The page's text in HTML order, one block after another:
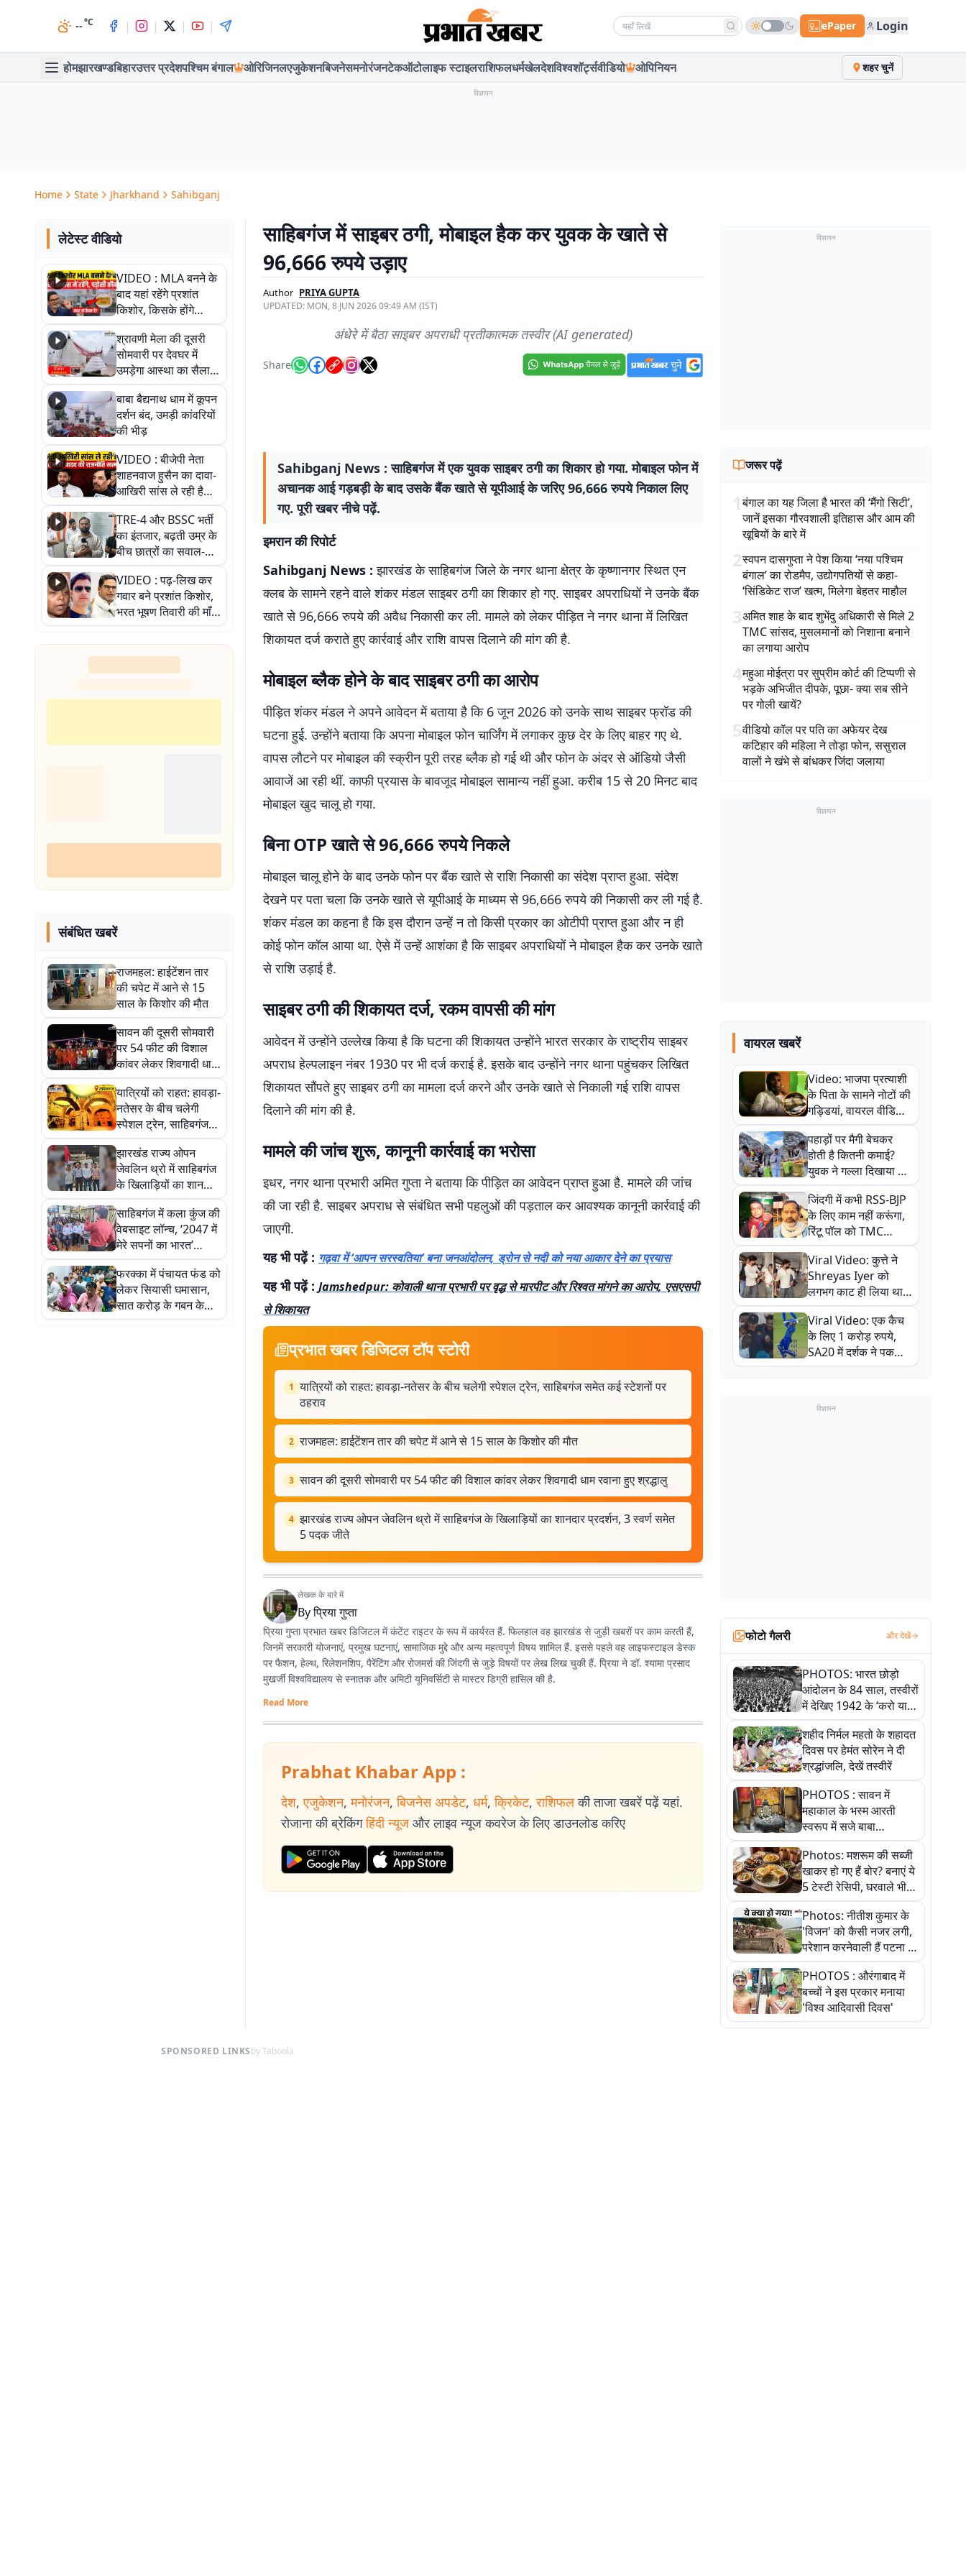
--°C | | | | Search news ePaper Login
होमझारखण्डबिहारउत्तर प्रदेशपश्चिम बंगाल ओरिजिनलएजुकेशनबिजनेसमनोरंजनटेकऑटोलाइफ स्टाइलराशिफलधर्मखेलदेशविश्वशॉर्ट्सवीडियो ओपिनियन शहर चुनें
विज्ञापन
Home State Jharkhand Sahibganj
लेटेस्ट वीडियो
VIDEO : MLA बनने के
बाद यहां रहेंगे प्रशांत
किशोर, किसके होंगे
पड़ोसी? वीडियो में देखिए
कैसा है पीके का नया
ठिकाना
श्रावणी मेला की दूसरी
सोमवारी पर देवघर में
उमड़ेगा आस्था का सैलाब,
तीन लाख से अधिक
श्रद्धालुओं के पहुंचने का
अनुमान
बाबा बैद्यनाथ धाम में कूपन
दर्शन बंद, उमड़ी कांवरियों
की भीड़
VIDEO : बीजेपी नेता
शाहनवाज हुसैन का दावा-
आखिरी सांस ले रही है
RJD, तेजस्वी को लेकर
क्या कहा, सुनिए
TRE-4 और BSSC भर्ती
का इंतजार, बढ़ती उम्र के
बीच छात्रों का सवाल-
आखिर कब आएगी बहाली?
देखें वीडियो
VIDEO : पढ़-लिख कर
गवार बने प्रशांत किशोर,
भरत भूषण तिवारी की माँ ने
कहा नहीं थी उम्मीद, बेटा
था तो किसी को बोलने की
नहीं थी हिम्मत
संबंधित खबरें
राजमहल: हाईटेंशन तार
की चपेट में आने से 15
साल के किशोर की मौत
सावन की दूसरी सोमवारी
पर 54 फीट की विशाल
कांवर लेकर शिवगादी धाम
रवाना हुए श्रद्धालु
यात्रियों को राहत: हावड़ा-
नतेसर के बीच चलेगी
स्पेशल ट्रेन, साहिबगंज
समेत कई स्टेशनों पर
ठहराव
झारखंड राज्य ओपन
जेवलिन थ्रो में साहिबगंज
के खिलाड़ियों का शानदार
प्रदर्शन, 3 स्वर्ण समेत 5
पदक जीते
साहिबगंज में कला कुंज की
वेबसाइट लॉन्च, ‘2047 में
मेरे सपनों का भारत’
ऑनलाइन चित्रकला
प्रतियोगिता शुरू
फरक्का में पंचायत फंड को
लेकर सियासी घमासान,
सात करोड़ के गबन के
आरोप पर प्रधान ने दी
साहिबगंज में साइबर ठगी, मोबाइल हैक कर युवक के खाते से
96,666 रुपये उड़ाए
Author PRIYA GUPTA
UPDATED: MON, 8 JUN 2026 09:49 AM (IST)
अंधेरे में बैठा साइबर अपराधी प्रतीकात्मक तस्वीर (AI generated)
Share
Sahibganj News : साहिबगंज में एक युवक साइबर ठगी का शिकार हो गया. मोबाइल फोन में
अचानक आई गड़बड़ी के बाद उसके बैंक खाते से यूपीआई के जरिए 96,666 रुपये निकाल लिए
गए. पूरी खबर नीचे पढ़ें.
इमरान की रिपोर्ट
Sahibganj News :झारखंड के साहिबगंज जिले के नगर थाना क्षेत्र के कृष्णानगर स्थित एन
क्लब के सामने रहने वाले शंकर मंडल साइबर ठगी का शिकार हो गए. साइबर अपराधियों ने उनके बैंक
खाते से 96,666 रुपये की अवैध निकासी कर ली. मामले को लेकर पीड़ित ने नगर थाना में लिखित
शिकायत दर्ज कराते हुए कार्रवाई और राशि वापस दिलाने की मांग की है.
मोबाइल ब्लैक होने के बाद साइबर ठगी का आरोप
पीड़ित शंकर मंडल ने अपने आवेदन में बताया है कि 6 जून 2026 को उनके साथ साइबर फ्रॉड की
घटना हुई. उन्होंने बताया कि अपना मोबाइल फोन चार्जिंग में लगाकर कुछ देर के लिए बाहर गए थे.
वापस लौटने पर मोबाइल की स्क्रीन पूरी तरह ब्लैक हो गई थी और फोन के अंदर से ऑडियो जैसी
आवाजें आ रही थीं. काफी प्रयास के बावजूद मोबाइल सामान्य नहीं हुआ. करीब 15 से 20 मिनट बाद
मोबाइल खुद चालू हो गया.
बिना OTP खाते से 96,666 रुपये निकले
मोबाइल चालू होने के बाद उनके फोन पर बैंक खाते से राशि निकासी का संदेश प्राप्त हुआ. संदेश
देखने पर पता चला कि उनके खाते से यूपीआई के माध्यम से 96,666 रुपये की निकासी कर ली गई है.
शंकर मंडल का कहना है कि इस दौरान उन्हें न तो किसी प्रकार का ओटीपी प्राप्त हुआ और न ही
कोई फोन कॉल आया था. ऐसे में उन्हें आशंका है कि साइबर अपराधियों ने मोबाइल हैक कर उनके खाते
से राशि उड़ाई है.
साइबर ठगी की शिकायत दर्ज, रकम वापसी की मांग
आवेदन में उन्होंने उल्लेख किया है कि घटना की शिकायत उन्होंने भारत सरकार के राष्ट्रीय साइबर
अपराध हेल्पलाइन नंबर 1930 पर भी दर्ज कराई है. इसके बाद उन्होंने नगर थाना पहुंचकर लिखित
शिकायत सौंपते हुए साइबर ठगी का मामला दर्ज करने और उनके खाते से निकाली गई राशि वापस
दिलाने की मांग की है.
मामले की जांच शुरू, कानूनी कार्रवाई का भरोसा
इधर, नगर थाना प्रभारी अमित गुप्ता ने बताया कि पीड़ित का आवेदन प्राप्त हुआ है. मामले की जांच
की जा रही है. साइबर अपराध से संबंधित सभी पहलुओं की पड़ताल कर आवश्यक कानूनी कार्रवाई की
जाएगी.
यह भी पढ़ें : गढ़वा में ‘आपन सरस्वतिया’ बना जनआंदोलन, ड्रोन से नदी को नया आकार देने का प्रयास
यह भी पढ़ें : Jamshedpur: कोवाली थाना प्रभारी पर वृद्ध से मारपीट और रिश्वत मांगने का आरोप, एसएसपी
से शिकायत
प्रभात खबर डिजिटल टॉप स्टोरी
1 यात्रियों को राहत: हावड़ा-नतेसर के बीच चलेगी स्पेशल ट्रेन, साहिबगंज समेत कई स्टेशनों पर
ठहराव
2 राजमहल: हाईटेंशन तार की चपेट में आने से 15 साल के किशोर की मौत
3 सावन की दूसरी सोमवारी पर 54 फीट की विशाल कांवर लेकर शिवगादी धाम रवाना हुए श्रद्धालु
4 झारखंड राज्य ओपन जेवलिन थ्रो में साहिबगंज के खिलाड़ियों का शानदार प्रदर्शन, 3 स्वर्ण समेत
5 पदक जीते
लेखक के बारे में
Byप्रिया गुप्ता
प्रिया गुप्ता प्रभात खबर डिजिटल में कंटेंट राइटर के रूप में कार्यरत हैं. फिलहाल वह झारखंड से जुड़ी खबरों पर काम करती हैं,
जिनमें सरकारी योजनाएं, प्रमुख घटनाएं, सामाजिक मुद्दे और अन्य महत्वपूर्ण विषय शामिल हैं. इससे पहले वह लाइफस्टाइल डेस्क
पर फैशन, हेल्थ, रिलेशनशिप, पैरेंटिंग और रोजमर्रा की जिंदगी से जुड़े विषयों पर लेख लिख चुकी हैं. प्रिया ने डॉ. श्यामा प्रसाद
मुखर्जी विश्वविद्यालय से स्नातक और अमिटी यूनिवर्सिटी से मास्टर डिग्री हासिल की है.
Read More
Prabhat Khabar App :
देश, एजुकेशन, मनोरंजन, बिजनेस अपडेट, धर्म, क्रिकेट, राशिफल की ताजा खबरें पढ़ें यहां.
रोजाना की ब्रेकिंग हिंदी न्यूज और लाइव न्यूज कवरेज के लिए डाउनलोड करिए
विज्ञापन
जरूर पढ़ें
1बंगाल का यह जिला है भारत की ‘मैंगो सिटी’,
जानें इसका गौरवशाली इतिहास और आम की
खूबियों के बारे में
2स्वपन दासगुप्ता ने पेश किया ‘नया पश्चिम
बंगाल’ का रोडमैप, उद्योगपतियों से कहा-
‘सिंडिकेट राज’ खत्म, मिलेगा बेहतर माहौल
3अमित शाह के बाद शुभेंदु अधिकारी से मिले 2
TMC सांसद, मुसलमानों को निशाना बनाने
का लगाया आरोप
4महुआ मोईत्रा पर सुप्रीम कोर्ट की टिप्पणी से
भड़के अभिजीत दीपके, पूछा- क्या सब सीने
पर गोली खायें?
5वीडियो कॉल पर पति का अफेयर देख
कटिहार की महिला ने तोड़ा फोन, ससुराल
वालों ने खंभे से बांधकर जिंदा जलाया
विज्ञापन
वायरल खबरें
Video: भाजपा प्रत्याशी
के पिता के सामने नोटों की
गड्डियां, वायरल वीडियो
से राजनीति में उबाल,
अजित महतो बोले- TMC
की गंदी चाल
पहाड़ों पर मैगी बेचकर
होती है कितनी कमाई?
युवक ने गल्ला दिखाया तो
नौकरी वालों के खड़े हो गए
कान
जिंदगी में कभी RSS-BJP
के लिए काम नहीं करूंगा,
रिंटू पॉल को TMC
ऑफिस में ले जाकर पीटा,
Video वायरल
Viral Video: कुत्ते ने
Shreyas Iyer को
लगभग काट ही लिया था,
न्यूजीलैंड सीरीज से पहले
बाल-बाल बचे
Viral Video: एक कैच
के लिए 1 करोड़ रुपये,
SA20 में दर्शक ने पकड़ा
एक हाथ से गजब का कैच
विज्ञापन
फोटो गैलरी और देखें
PHOTOS: भारत छोड़ो
आंदोलन के 84 साल, तस्वीरों
में देखिए 1942 के ‘करो या
मरो’ आंदोलन की कहानी
शहीद निर्मल महतो के शहादत
दिवस पर हेमंत सोरेन ने दी
श्रद्धांजलि, देखें तस्वीरें
PHOTOS : सावन में
महाकाल के भस्म आरती
स्वरूप में सजे बाबा
औघड़दानी, तस्वीरों में करें
अद्भुत दर्शन
Photos: मशरूम की सब्जी
खाकर हो गए हैं बोर? बनाएं ये
5 टेस्टी रेसिपी, घरवाले भी
मांगेंगे बार-बार
Photos: नीतीश कुमार के
'विजन' को कैसी नजर लगी,
परेशान करनेवाली हैं पटना में
गंगा घाट की ये 11 तस्वीरें
PHOTOS : औरंगाबाद में
बच्चों ने इस प्रकार मनाया
'विश्व आदिवासी दिवस'
SPONSORED LINKSby Taboola